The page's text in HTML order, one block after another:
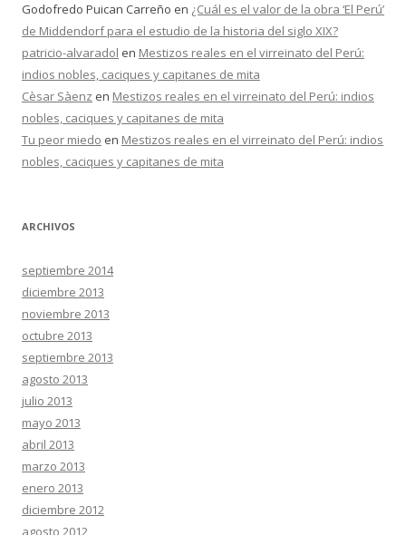
Godofredo Puican Carreño en ¿Cuál es el valor de la obra ‘El Perú’
de Middendorf para el estudio de la historia del siglo XIX?
patricio-alvaradol en Mestizos reales en el virreinato del Perú:
indios nobles, caciques y capitanes de mita
Cèsar Sàenz en Mestizos reales en el virreinato del Perú: indios
nobles, caciques y capitanes de mita
Tu peor miedo en Mestizos reales en el virreinato del Perú: indios
nobles, caciques y capitanes de mita
ARCHIVOS
septiembre 2014
diciembre 2013
noviembre 2013
octubre 2013
septiembre 2013
agosto 2013
julio 2013
mayo 2013
abril 2013
marzo 2013
enero 2013
diciembre 2012
agosto 2012